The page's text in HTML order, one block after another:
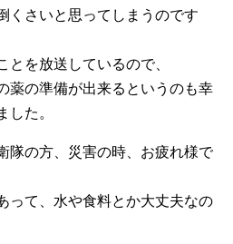
くさいと思ってしまうのです
とを放送しているので、
薬の準備が出来るというのも幸
した。
隊の方、災害の時、お疲れ様で
って、水や食料とか大丈夫なの